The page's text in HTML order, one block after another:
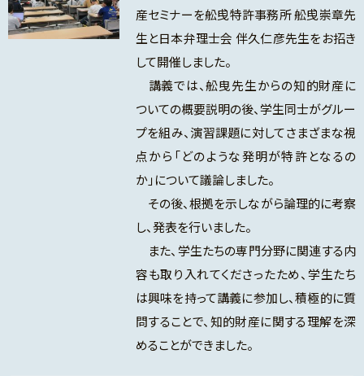
産セミナーを舩曵特許事務所 舩曵崇章先
生と日本弁理士会 伴久仁彦先生をお招き
して開催しました。
講義では、舩曳先生からの知的財産に
ついての概要説明の後、学生同士がグルー
プを組み、演習課題に対してさまざまな視
点から「どのような発明が特許となるの
か」について議論しました。
その後、根拠を示しながら論理的に考察
し、発表を行いました。
また、学生たちの専門分野に関連する内
容も取り入れてくださったため、学生たち
は興味を持って講義に参加し、積極的に質
問することで、知的財産に関する理解を深
めることができました。